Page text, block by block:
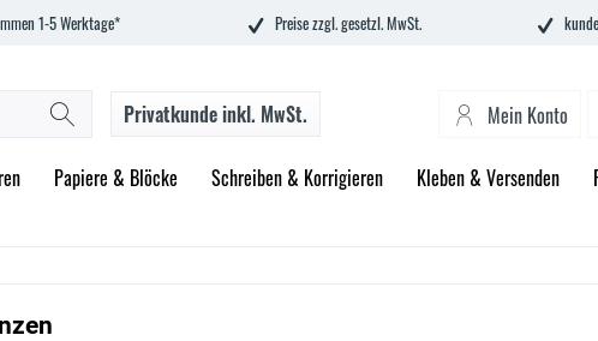
1-5 Werktage* Preise zzgl. gesetzl. MwSt.
Mein Konto
Privatkundeinkl. MwSt.
Papiere & Blöcke Schreiben & Korrigieren Kleben & Versenden